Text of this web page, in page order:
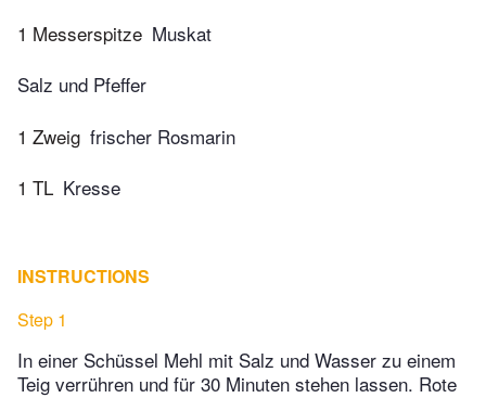
1 Messerspitze Muskat
Salz und Pfeffer
1 Zweig frischer Rosmarin
1 TL Kresse
INSTRUCTIONS
Step 1
In einer Schüssel Mehl mit Salz und Wasser zu einem
Teig verrühren und für 30 Minuten stehen lassen. Rote